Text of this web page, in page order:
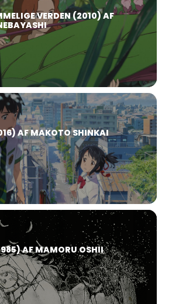
VERDEN (2010) AF
AF MAKOTO SHINKAI
AF MAMORU OSHII